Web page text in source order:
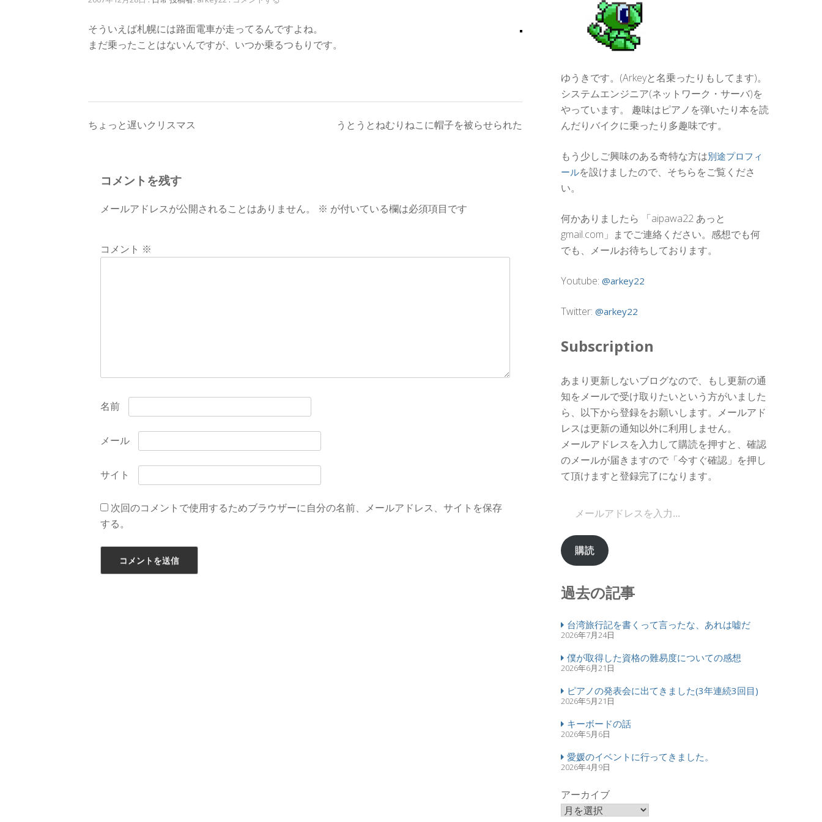
そういえば札幌には路面電車が走ってるんですよね。
まだ乗ったことはないんですが、いつか乗るつもりです。
投
ナ
ー
ちょっと遅いクリスマス うとうとねむりねこに帽子を被らせられた
コメントを残す
メールアドレスが公開されることはありません。 ※ が付いている欄は必須項目です
コメント ※
名前
メール
サイト
次回のコメントで使用するためブラウザーに自分の名前、メールアドレス、サイトを保存
する。
ゆうきです。(Arkeyと名乗ったりもしてます)。
システムエンジニア(ネットワーク・サーバ)を
やっています。 趣味はピアノを弾いたり本を読
んだりバイクに乗ったり多趣味です。
もう少しご興味のある奇特な方は別途プロフィ
ールを設けましたので、そちらをご覧くださ
い。
何かありましたら 「aipawa22 あっと
gmail.com」までご連絡ください。感想でも何
でも、メールお待ちしております。
Youtube: @arkey22
Twitter: @arkey22
Subscription
あまり更新しないブログなので、もし更新の通
知をメールで受け取りたいという方がいました
ら、以下から登録をお願いします。メールアド
レスは更新の通知以外に利用しません。
メールアドレスを入力して購読を押すと、確認
のメールが届きますので「今すぐ確認」を押し
て頂けますと登録完了になります。
購読
過去の記事
台湾旅行記を書くって言ったな、あれは嘘だ
2026年7月24日
僕が取得した資格の難易度についての感想
2026年6月21日
ピアノの発表会に出てきました(3年連続3回目)
2026年5月21日
キーボードの話
2026年5月6日
愛媛のイベントに行ってきました。
2026年4月9日
アーカイブ